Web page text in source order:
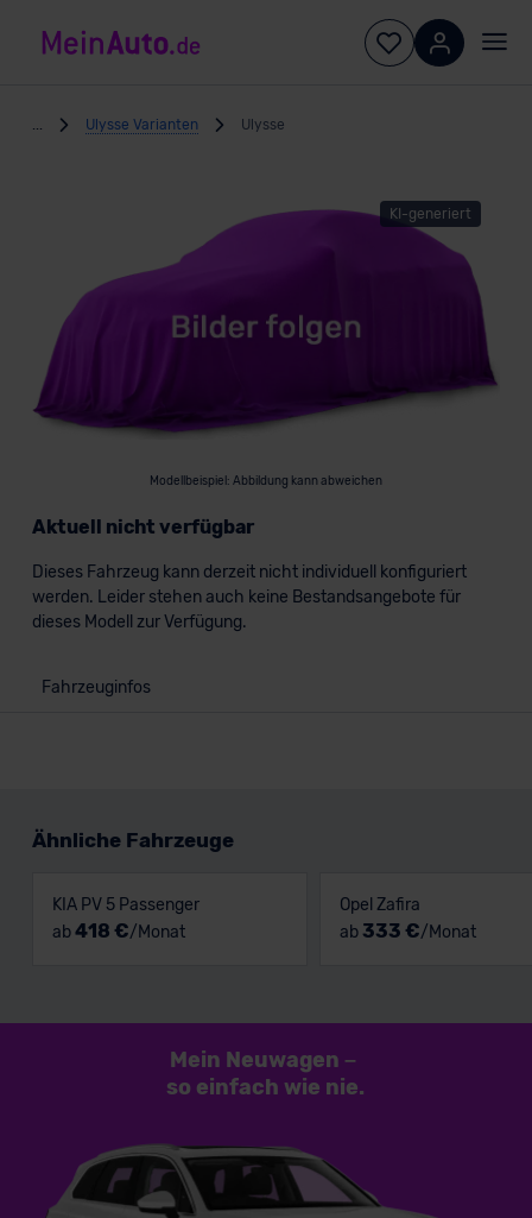
Ulysse Varianten Ulysse
KI-generiert
Modellbeispiel: Abbildung kann abweichen
Aktuell nicht verfügbar
Dieses Fahrzeug kann derzeit nicht individuell konfiguriert
werden. Leider stehen auch keine Bestandsangebote für
dieses Modell zur Verfügung.
Fahrzeuginfos
Ähnliche Fahrzeuge
KIA PV 5 Passenger
ab418 €/Monat
Opel Zafira
ab 333 €/Monat
Mein Neuwagen –
so einfach wie nie.